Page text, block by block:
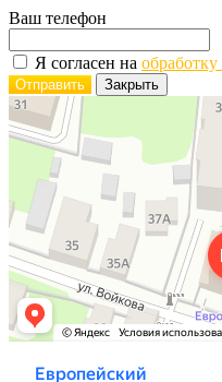
Ваш телефон
Я согласен на
Отправить Закрыть